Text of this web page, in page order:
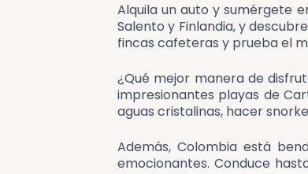
Alquila un auto y sumérgete
Salento y Finlandia, y
fincas cafeteras y prueba el
¿Qué mejor manera de
impresionantes playas de
aguas cristalinas, hacer
Además, Colombia está
emocionantes. Conduce